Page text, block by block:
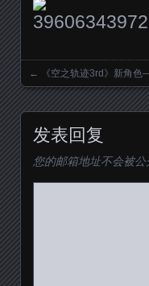
Posts
← 《空之轨迹3rd》新角
发表回复
您的邮箱地址不会被公